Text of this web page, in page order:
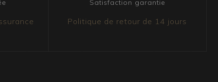
Satisfaction garantie
Politique de retour de 14 jours